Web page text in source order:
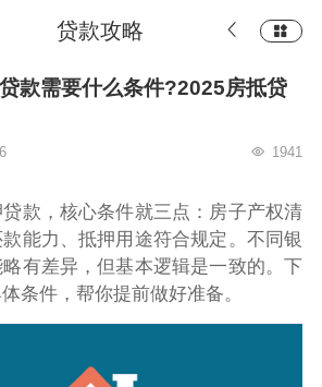
贷款攻略
款需要什么条件?2025房抵贷
1941
款，核心条件就三点：房子产权清
能力、抵押用途符合规定。不同银
有差异，但基本逻辑是一致的。下
条件，帮你提前做好准备。